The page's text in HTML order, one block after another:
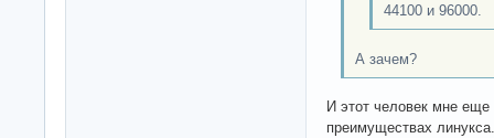
44100 и 96000.
А зачем?
И этот человек мне еще
преимуществах